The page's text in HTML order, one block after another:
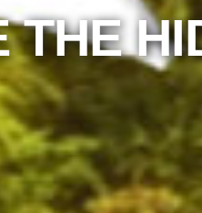
THE